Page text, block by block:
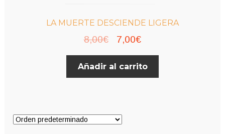
LA MUERTE DESCIENDE LIGERA
8,00€
El
precio
original
7,00€El
precio
actual
Añadir al carrito